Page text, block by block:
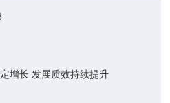
增长 发展质效持续提升